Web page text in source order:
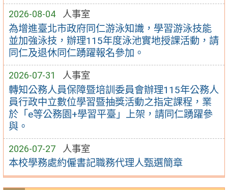
2026-08-04 人事室
為增進臺北市政府同仁游泳知識，學習游泳技能
並加強泳技，辦理115年度泳池實地授課活動，請
同仁及退休同仁踴躍報名參加。
2026-07-31 人事室
轉知公務人員保障暨培訓委員會辦理115年公務人
員行政中立數位學習暨抽獎活動之指定課程，業
於「e等公務園+學習平臺」上架，請同仁踴躍參
與。
2026-07-27 人事室
本校學務處約僱書記職務代理人甄選簡章